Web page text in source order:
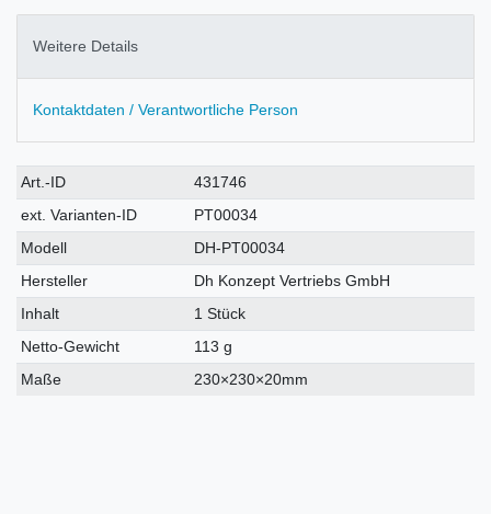
Weitere Details
Kontaktdaten / Verantwortliche Person
Technisches
Merkmal
Wert
Art.-ID
431746
ext. Varianten-ID
PT00034
Modell
DH-PT00034
Hersteller
Dh Konzept Vertriebs GmbH
Inhalt
1 Stück
Netto-Gewicht
113 g
Maße
230×230×20mm